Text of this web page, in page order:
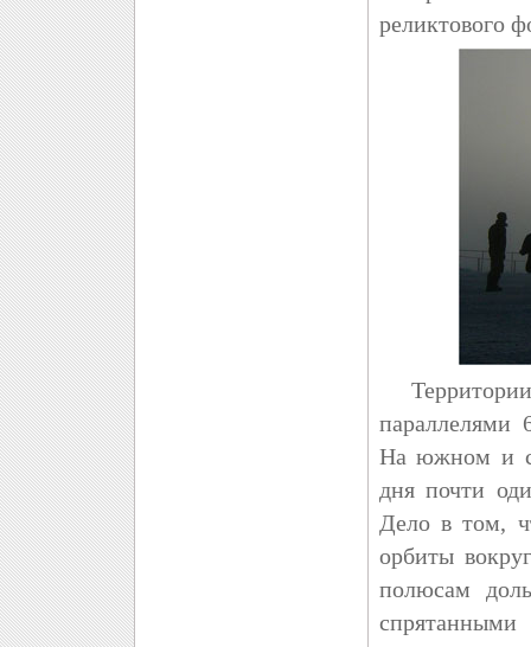
реликтового
параллелями
На южном и
дня почти
Дело в том,
орбиты
полюсам